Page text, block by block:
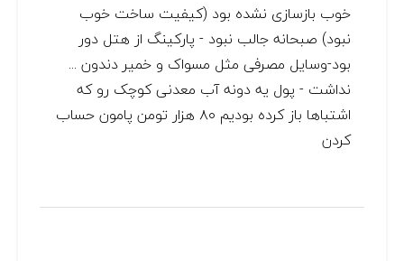
خوب بازسازی نشده بود (کیفیت ساخت خوب
نبود) صبحانه جالب نبود - پارکینگ از هتل دور
بود-وسایل مصرفی مثل مسواک و خمیر دندون ...
نداشت - پول یه دونه آب معدنی کوچک رو که
اشتباها باز کرده بودیم ۸۰ هزار تومن پامون حساب
کردن